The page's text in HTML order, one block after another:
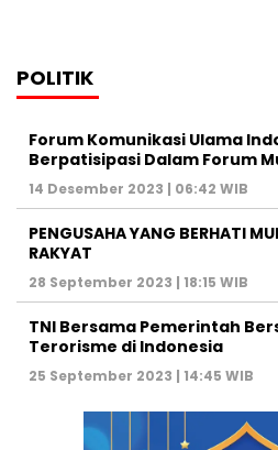
POLITIK
Forum Komunikasi Ulama
Berpatisipasi Dalam Forum
14 Desember 2023 | 06:42 WIB
PENGUSAHA YANG BERHATI
RAKYAT
28 September 2023 | 18:15 WIB
TNI Bersama Pemerintah
Terorisme di Indonesia
25 September 2023 | 14:45 WIB